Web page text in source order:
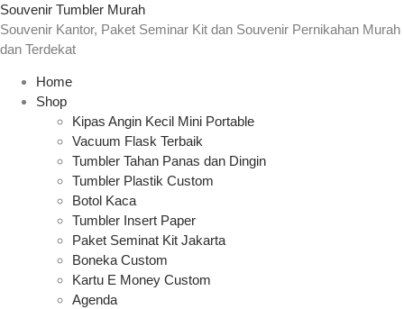
Souvenir Tumbler Murah
Souvenir Kantor, Paket Seminar Kit dan Souvenir Pernikahan Murah
dan Terdekat
Home
Shop
Kipas Angin Kecil Mini Portable
Vacuum Flask Terbaik
Tumbler Tahan Panas dan Dingin
Tumbler Plastik Custom
Botol Kaca
Tumbler Insert Paper
Paket Seminat Kit Jakarta
Boneka Custom
Kartu E Money Custom
Agenda